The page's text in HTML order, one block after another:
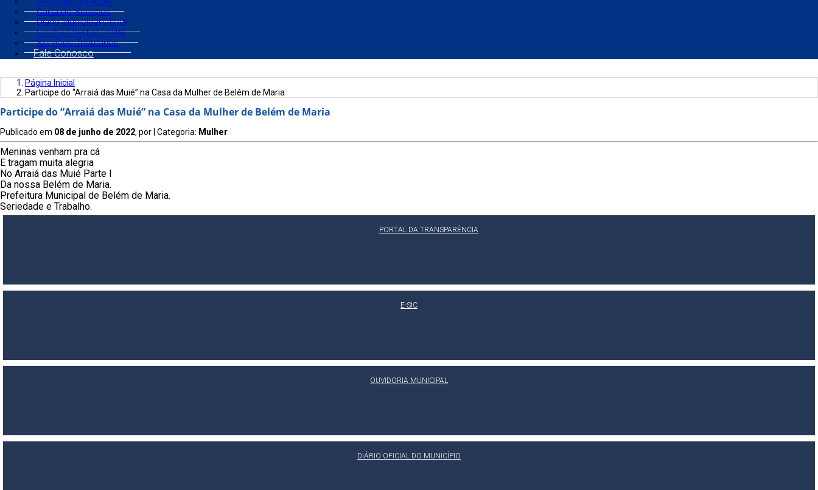
Carta de Serviços
Diário Municipal Oficial
Contra Cheque Online
Serviços Tributários
Fale Conosco
Página Inicial
Participe do “Arraiá das Muié” na Casa da Mulher de Belém de Maria
Participe do “Arraiá das Muié” na Casa da Mulher de Belém de Maria
Publicado em 08 de junho de 2022, por | Categoria: Mulher
Meninas venham pra cá
E tragam muita alegria
No Arraiá das Muié Parte I
Da nossa Belém de Maria.
Prefeitura Municipal de Belém de Maria.
Seriedade e Trabalho.
PORTAL DA TRANSPARÊNCIA
E-SIC
OUVIDORIA MUNICIPAL
DIÁRIO OFICIAL DO MUNICÍPIO